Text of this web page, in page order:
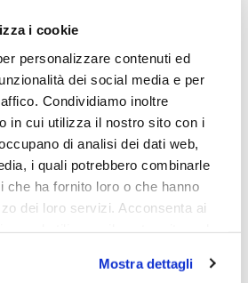
i cookie
personalizzare contenuti ed
dei social media e per
Condividiamo inoltre
in cui utilizza il nostro sito con i
di analisi dei dati web,
i quali potrebbero combinarle
che ha fornito loro o che hanno
dei loro servizi. Acconsenta ai
Mostra dettagli
Nuée
1.612,35 €